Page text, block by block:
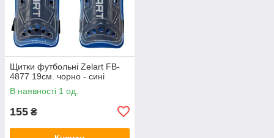
Щитки футбольні Zelart FB-
4877 19см. чорно - сині
В наявності 1 од.
155 ₴